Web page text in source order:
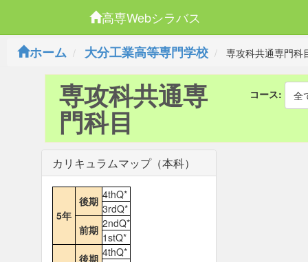
高専Webシラバス
ホーム
大分工業高等専門学校 専攻科共通専門科
専攻科共通専
門科目
コース: 全
カリキュラムマップ（本科）
5年
後期 4thQ*
3rdQ*
前期 2ndQ*
1stQ*
後期 4thQ*